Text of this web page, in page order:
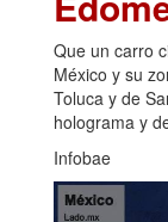
Que un carro
México y su
Toluca y de
holograma y
Infobae